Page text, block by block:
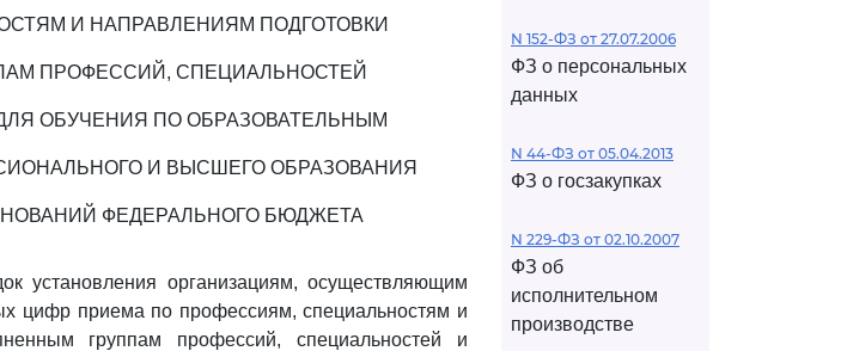
И НАПРАВЛЕНИЯМ ПОДГОТОВКИ
ПРОФЕССИЙ, СПЕЦИАЛЬНОСТЕЙ
ОБУЧЕНИЯ ПО ОБРАЗОВАТЕЛЬНЫМ
И ВЫСШЕГО ОБРАЗОВАНИЯ
ФЕДЕРАЛЬНОГО БЮДЖЕТА
установления организациям, осуществляющим
цифр приема по профессиям, специальностям и
группам профессий, специальностей и
N 152-ФЗ от 27.07.2006
ФЗ о персональных
данных
N 44-ФЗ от 05.04.2013
ФЗ о госзакупках
N 229-ФЗ от 02.10.2007
ФЗ об
исполнительном
производстве